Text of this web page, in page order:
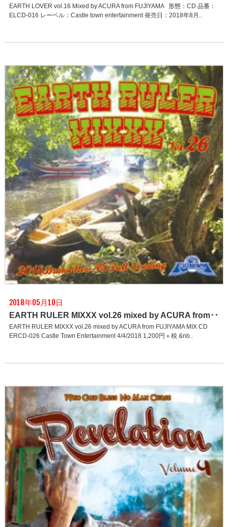
EARTH LOVER vol.16 Mixed by ACURA from FUJIYAMA 形態：CD 品番：
ELCD-016 レーベル：Castle town entertainment 発売日：2018年8月..
2018年05月10日
EARTH RULER MIXXX vol.26 mixed by ACURA from･･
EARTH RULER MIXXX vol.26 mixed by ACURA from FUJIYAMA MIX CD
ERCD-026 Castle Town Entertainment 4/4/2018 1,200円＋税 &nb..